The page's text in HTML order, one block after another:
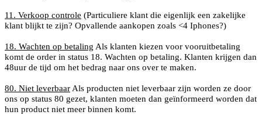
11. Verkoop controle (Particuliere klant die eigenlijk een zakelijke
klant blijkt te zijn? Opvallende aankopen zoals <4 Iphones?)
18. Wachten op betaling Als klanten kiezen voor vooruitbetaling
komt de order in status 18. Wachten op betaling. Klanten krijgen dan
48uur de tijd om het bedrag naar ons over te maken.
80. Niet leverbaar Als producten niet leverbaar zijn worden ze door
ons op status 80 gezet, klanten moeten dan geïnformeerd worden dat
hun product niet meer binnen komt.